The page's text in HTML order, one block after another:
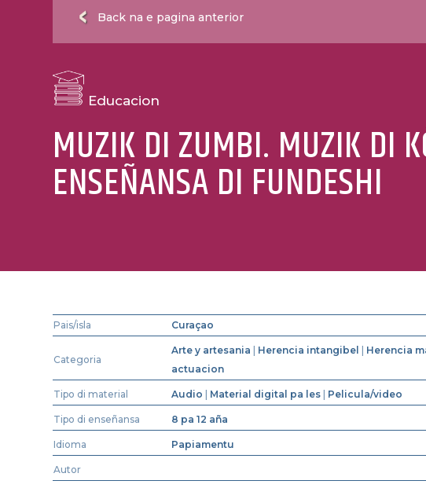
Back na e pagina anterior
Educacion
MUZIK DI ZUMBI. MUZIK DI
ENSEÑANSA DI FUNDESHI
Pais/isla Curaçao
Categoria
Arte y artesania Herencia intangibel Herencia
actuacion
Tipo di material Audio Material digital pa les Pelicula/video
Tipo di enseñansa 8 pa 12 aña
Idioma Papiamentu
Autor